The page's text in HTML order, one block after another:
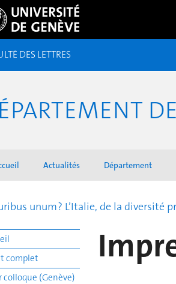
DES LETTRES
Actualités Département
unum ? L’Italie, de la diversité
complet
colloque (Genève)